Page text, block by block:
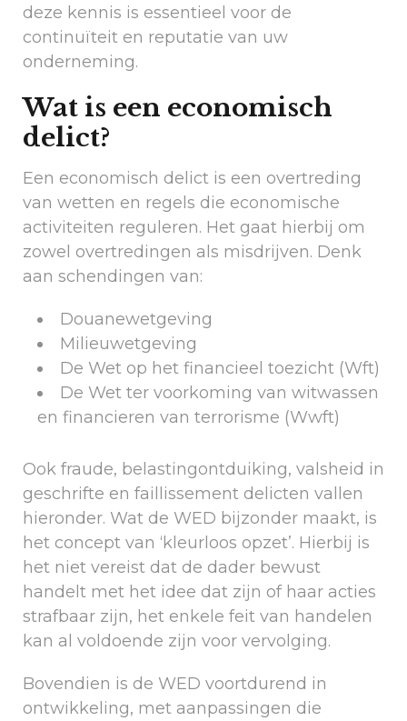
deze kennis is essentieel voor de
continuïteit en reputatie van uw
onderneming.
Wat is een economisch
delict?
Een economisch delict is een overtreding
van wetten en regels die economische
activiteiten reguleren. Het gaat hierbij om
zowel overtredingen als misdrijven. Denk
aan schendingen van:
Douanewetgeving
Milieuwetgeving
De Wet op het financieel toezicht (Wft)
De Wet ter voorkoming van witwassen
en financieren van terrorisme (Wwft)
Ook fraude, belastingontduiking, valsheid in
geschrifte en faillissement delicten vallen
hieronder. Wat de WED bijzonder maakt, is
het concept van ‘kleurloos opzet’. Hierbij is
het niet vereist dat de dader bewust
handelt met het idee dat zijn of haar acties
strafbaar zijn, het enkele feit van handelen
kan al voldoende zijn voor vervolging.
Bovendien is de WED voortdurend in
ontwikkeling, met aanpassingen die